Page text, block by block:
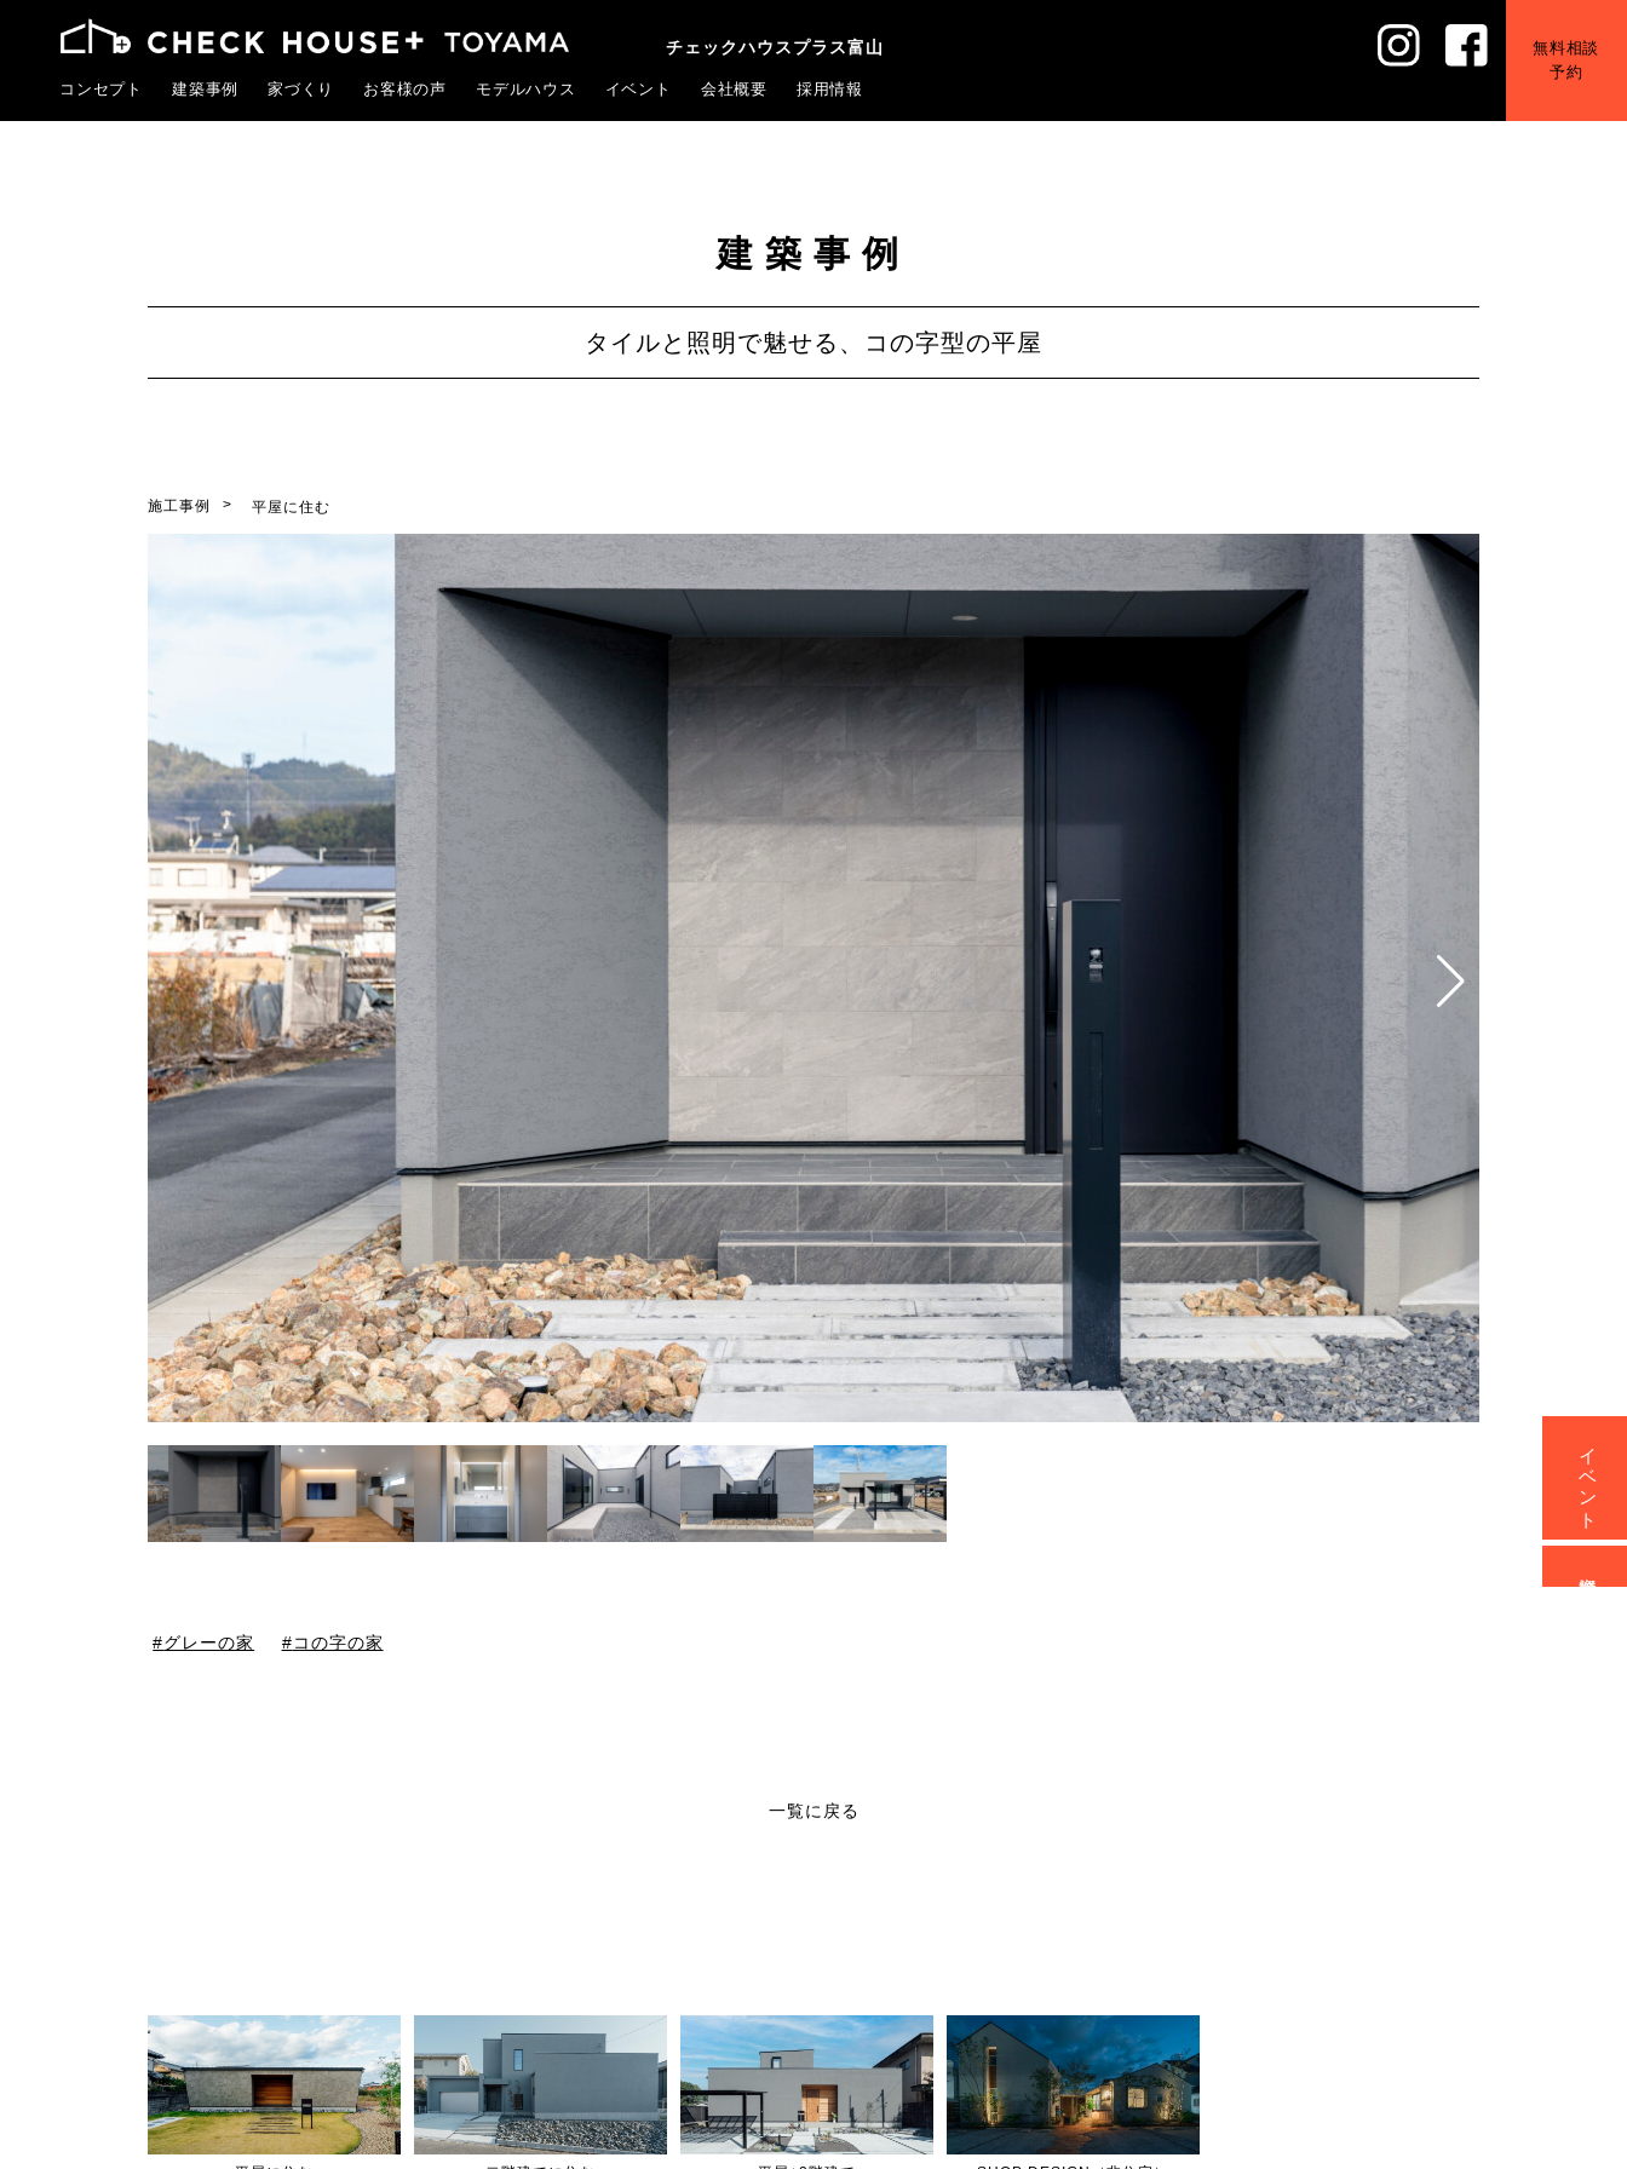
チェックハウスプラス富山
コンセプト 建築事例 家づくり お客様の声 モデルハウス イベント 会社概要 採用情報
無料相談
予約
建築事例
タイルと照明で魅せる、コの字型の平屋
施工事例 平屋に住む
グレーの家 コの字の家
一覧に戻る
イベント